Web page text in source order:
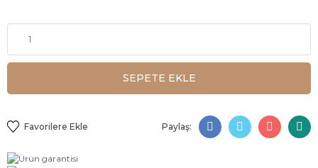
SEPETE EKLE
Paylaş: